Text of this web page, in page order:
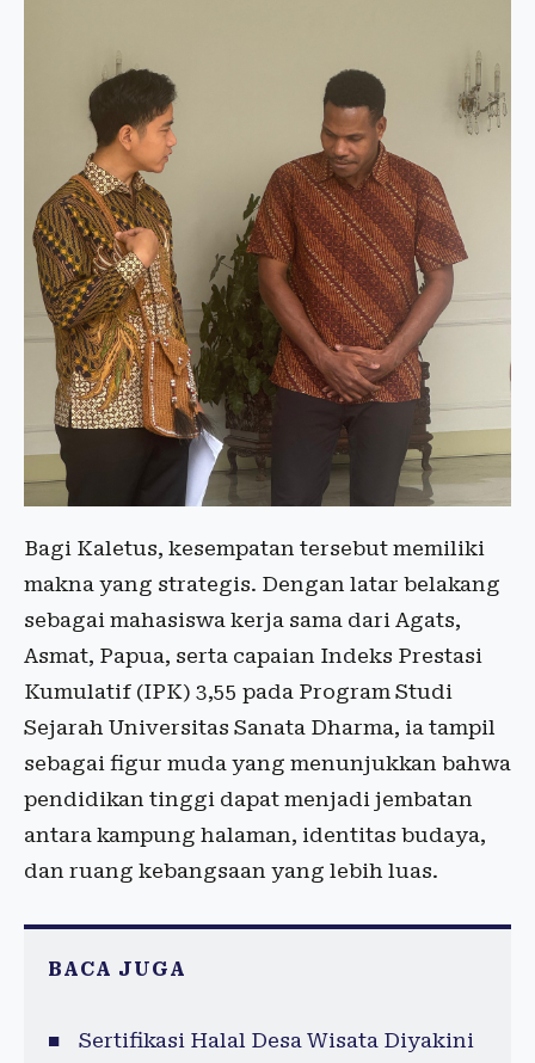
Bagi Kaletus, kesempatan tersebut memiliki
makna yang strategis. Dengan latar belakang
sebagai mahasiswa kerja sama dari Agats,
Asmat, Papua, serta capaian Indeks Prestasi
Kumulatif (IPK) 3,55 pada Program Studi
Sejarah Universitas Sanata Dharma, ia tampil
sebagai figur muda yang menunjukkan bahwa
pendidikan tinggi dapat menjadi jembatan
antara kampung halaman, identitas budaya,
dan ruang kebangsaan yang lebih luas.
BACA JUGA
Sertifikasi Halal Desa Wisata Diyakini